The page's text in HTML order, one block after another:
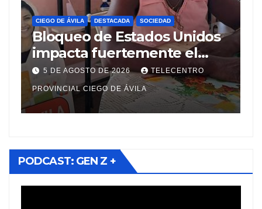
CIEGO DE ÁVILA DESTACADA SOCIEDAD
Bloqueo de Estados Unidos
impacta fuertemente el
acceso a medicamentos
esenciales
5 DE AGOSTO DE 2026 TELECENTRO
PROVINCIAL CIEGO DE ÁVILA
PODCAST: GEN Z +